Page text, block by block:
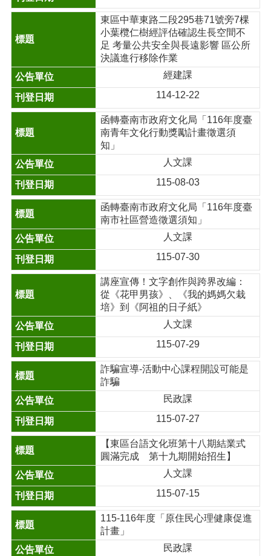
東區中華東路二段295巷71號旁7棵
小葉欖仁樹經評估確認生長空間不
足 考量公共安全與長遠影響 區公所
決議進行移除作業
經建課
114-12-22
函轉臺南市政府文化局「116年度臺
南青年文化行動獎勵計畫徵選須
知」
人文課
115-08-03
函轉臺南市政府文化局「116年度臺
南市社區營造徵選須知」
人文課
115-07-30
講座宣傳！文字創作與跨界改編：
從《花甲男孩》、《我的媽媽欠栽
培》到《阿祖的日子紙》
人文課
115-07-29
詐騙宣導-活動中心課程開設可能是
詐騙
民政課
115-07-27
【東區台語文化班第十八期結業式
圓滿完成 第十九期開始招生】
人文課
115-07-15
115-116年度「原住民心理健康促進
計畫」
民政課